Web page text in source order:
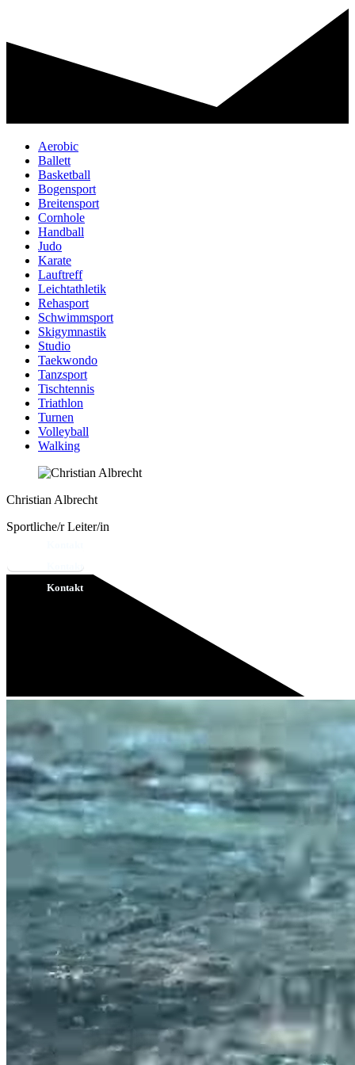
Aerobic
Ballett
Basketball
Bogensport
Breitensport
Cornhole
Handball
Judo
Karate
Lauftreff
Leichtathletik
Rehasport
Schwimmsport
Skigymnastik
Studio
Taekwondo
Tanzsport
Tischtennis
Triathlon
Turnen
Volleyball
Walking
Christian Albrecht
Sportliche/r Leiter/in